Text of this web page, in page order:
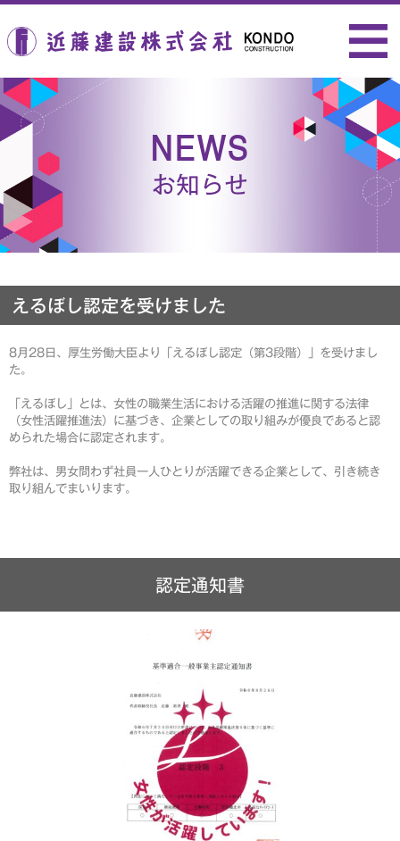
NEWS
お知らせ
えるぼし認定を受けました
8月28日、厚生労働大臣より「えるぼし認定（第3段階）」を受けまし
た。
「えるぼし」とは、女性の職業生活における活躍の推進に関する法律
（女性活躍推進法）に基づき、企業としての取り組みが優良であると認
められた場合に認定されます。
弊社は、男女問わず社員一人ひとりが活躍できる企業として、引き続き
取り組んでまいります。
認定通知書